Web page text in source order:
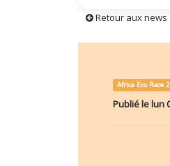
Retour aux news
Africa Eco Race
Publié lelun